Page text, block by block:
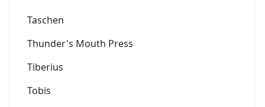
Taschen
Thunder's Mouth Press
Tiberius
Tobis